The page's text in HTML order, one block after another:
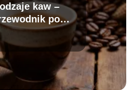
kaw –
po
napojach